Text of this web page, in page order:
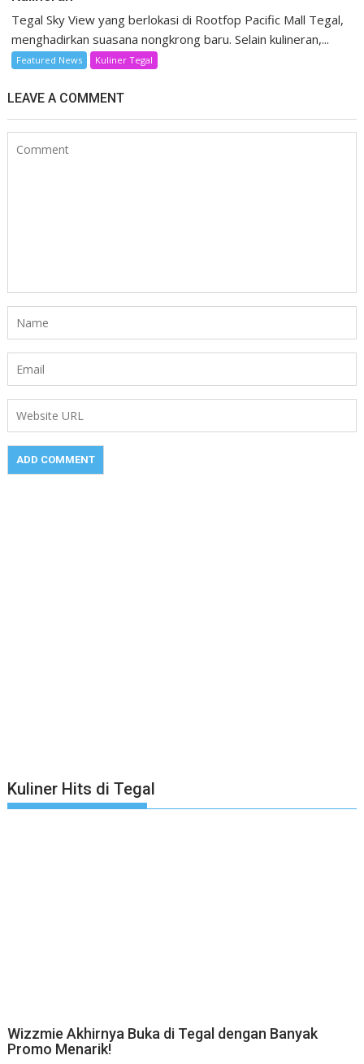
Tegal Sky View yang berlokasi di Rootfop Pacific Mall Tegal,
menghadirkan suasana nongkrong baru. Selain kulineran,...
Featured News Kuliner Tegal
LEAVE A COMMENT
Kuliner Hits di Tegal
Wizzmie Akhirnya Buka di Tegal dengan Banyak
Promo Menarik!